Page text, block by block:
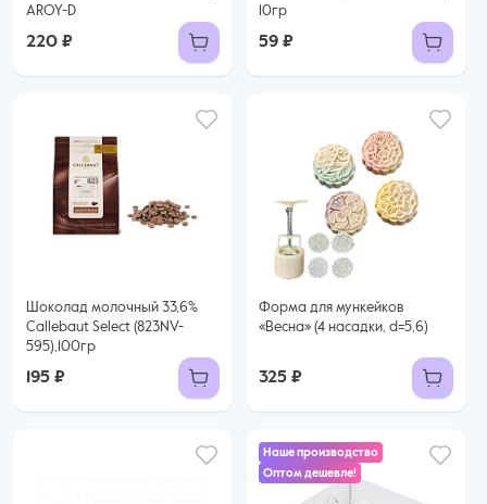
AROY-D
220 ₽
10гр
59 ₽
Шоколад молочный 33,6%
Callebaut Select (823NV-
595),100гр
195 ₽
Форма для мункейков
«Весна» (4 насадки, d=5,6)
325 ₽
Наше производство
Оптом дешевле!